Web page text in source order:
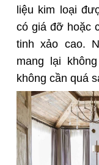
liệu kim loại
có giá đỡ hoặc
tinh xảo cao.
mang lại
không cần quá